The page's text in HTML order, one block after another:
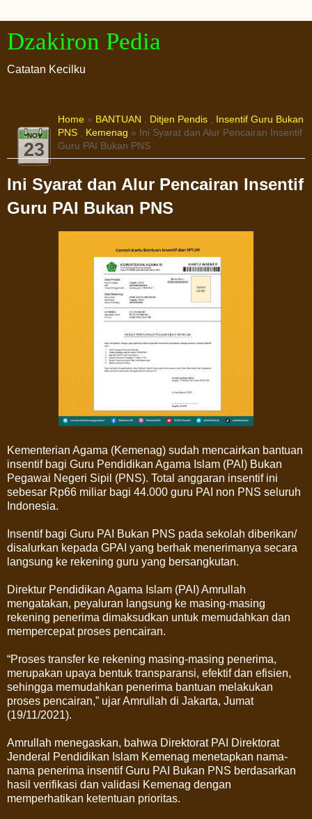
Dzakiron Pedia
Catatan Kecilku
NOV
23
Home » BANTUAN , Ditjen Pendis ,
Insentif Guru Bukan
PNS , Kemenag » Ini Syarat dan Alur Pencairan Insentif
Guru PAI Bukan PNS
Ini Syarat dan Alur Pencairan Insentif
Guru PAI Bukan PNS
Kementerian Agama (Kemenag) sudah mencairkan bantuan
insentif bagi Guru Pendidikan Agama Islam (PAI) Bukan
Pegawai Negeri Sipil (PNS). Total anggaran insentif ini
sebesar Rp66 miliar bagi 44.000 guru PAI non PNS seluruh
Indonesia.
Insentif bagi Guru PAI Bukan PNS pada sekolah diberikan/
disalurkan kepada GPAI yang berhak menerimanya secara
langsung ke rekening guru yang bersangkutan.
Direktur Pendidikan Agama Islam (PAI) Amrullah
mengatakan, peyaluran langsung ke masing-masing
rekening penerima dimaksudkan untuk memudahkan dan
mempercepat proses pencairan.
“Proses transfer ke rekening masing-masing penerima,
merupakan upaya bentuk transparansi, efektif dan efisien,
sehingga memudahkan penerima bantuan melakukan
proses pencairan,” ujar Amrullah di Jakarta, Jumat
(19/11/2021).
Amrullah menegaskan, bahwa Direktorat PAI Direktorat
Jenderal Pendidikan Islam Kemenag menetapkan nama-
nama penerima insentif Guru PAI Bukan PNS berdasarkan
hasil verifikasi dan validasi Kemenag dengan
memperhatikan ketentuan prioritas.